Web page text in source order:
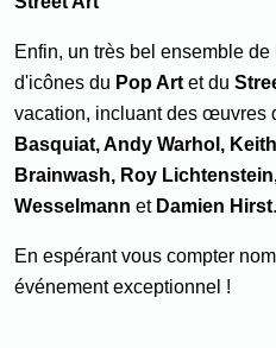
Enfin, un très bel ensemble
d'icônes du Pop Art et du
vacation, incluant des œuvres
Basquiat, Andy Warhol,
Brainwash, Roy
Wesselmann et Damien Hirst.
En espérant vous compter
événement exceptionnel !